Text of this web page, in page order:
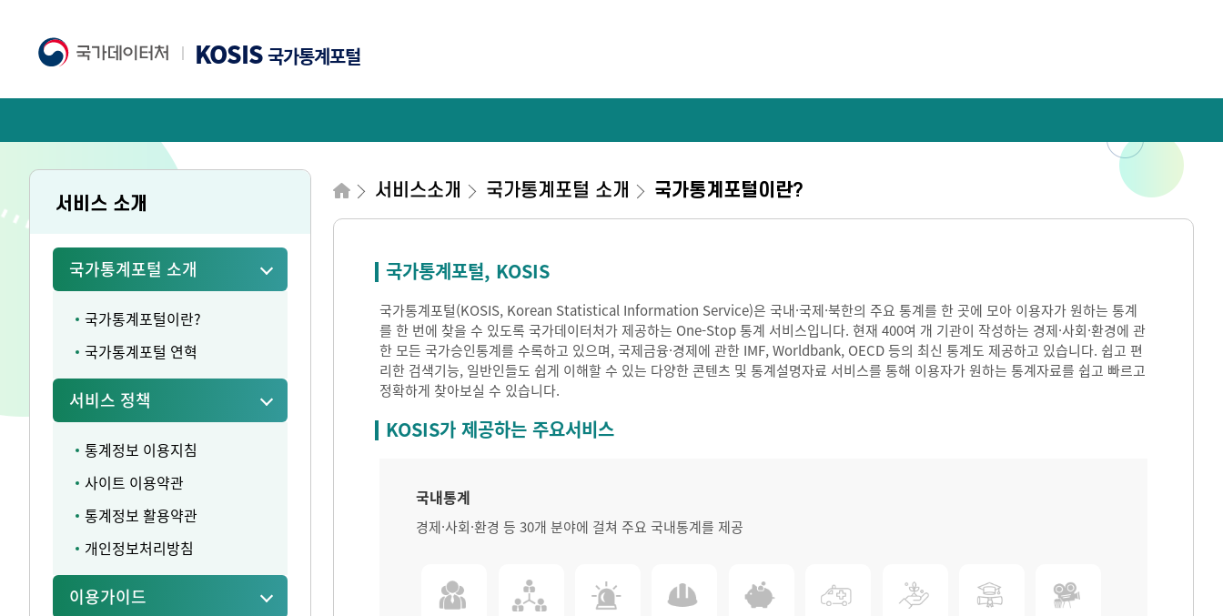
KOSIS국가통계포털
서비스 소개
국가통계포털 소개
국가통계포털이란?
국가통계포털 연혁
서비스 정책
통계정보 이용지침
사이트 이용약관
통계정보 활용약관
개인정보처리방침
이용가이드
서비스소개 국가통계포털 소개 국가통계포털이란?
국가통계포털, KOSIS
국가통계포털(KOSIS, Korean Statistical Information Service)은 국내·국제·북한의 주요 통계를 한 곳에 모아 이용자가 원하는 통계
를 한 번에 찾을 수 있도록 국가데이터처가 제공하는 One-Stop 통계 서비스입니다. 현재 400여 개 기관이 작성하는 경제·사회·환경에 관
한 모든 국가승인통계를 수록하고 있으며, 국제금융·경제에 관한 IMF, Worldbank, OECD 등의 최신 통계도 제공하고 있습니다. 쉽고 편
리한 검색기능, 일반인들도 쉽게 이해할 수 있는 다양한 콘텐츠 및 통계설명자료 서비스를 통해 이용자가 원하는 통계자료를 쉽고 빠르고
정확하게 찾아보실 수 있습니다.
KOSIS가 제공하는 주요서비스
국내통계
경제·사회·환경 등 30개 분야에 걸쳐 주요 국내통계를 제공